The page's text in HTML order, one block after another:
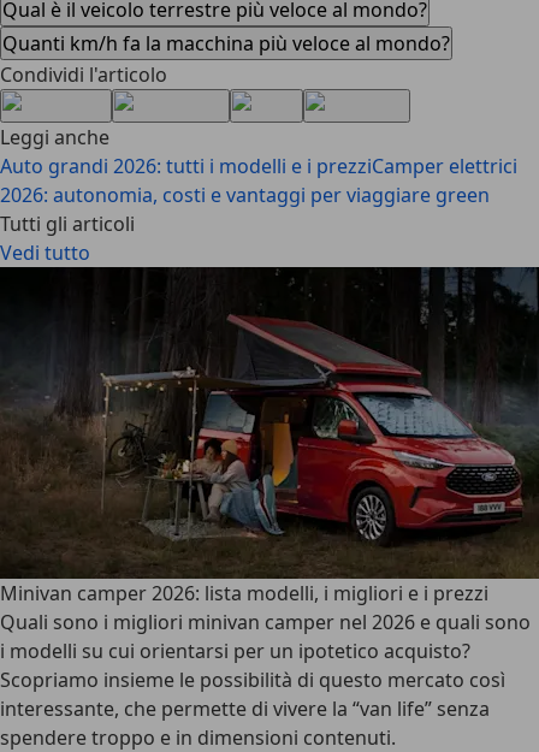
Qual è il veicolo terrestre più veloce al mondo?
Quanti km/h fa la macchina più veloce al mondo?
Condividi l'articolo
Leggi anche
Auto grandi 2026: tutti i modelli e i prezziCamper elettrici
2026: autonomia, costi e vantaggi per viaggiare green
Tutti gli articoli
Vedi tutto
Minivan camper 2026: lista modelli, i migliori e i prezzi
Quali sono i migliori minivan camper nel 2026 e quali sono
i modelli su cui orientarsi per un ipotetico acquisto?
Scopriamo insieme le possibilità di questo mercato così
interessante, che permette di vivere la “van life” senza
spendere troppo e in dimensioni contenuti.